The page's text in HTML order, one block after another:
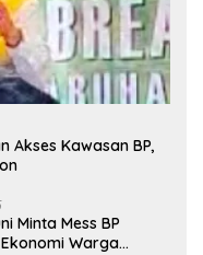
Akses Kawasan BP,
Minta Mess BP
Warga